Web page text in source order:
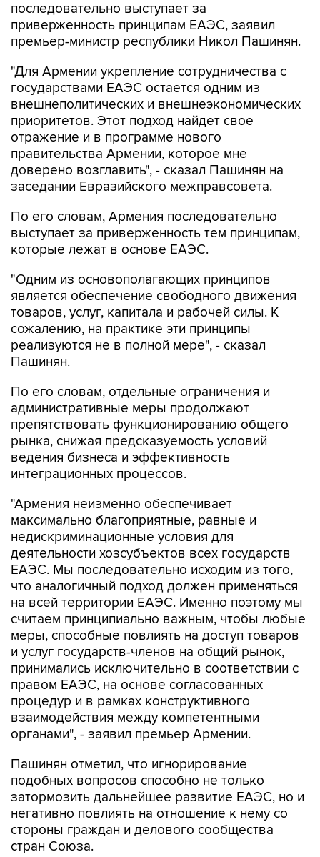
последовательно выступает за
приверженность принципам ЕАЭС, заявил
премьер-министр республики Никол Пашинян.
"Для Армении укрепление сотрудничества с
государствами ЕАЭС остается одним из
внешнеполитических и внешнеэкономических
приоритетов. Этот подход найдет свое
отражение и в программе нового
правительства Армении, которое мне
доверено возглавить", - сказал Пашинян на
заседании Евразийского межправсовета.
По его словам, Армения последовательно
выступает за приверженность тем принципам,
которые лежат в основе ЕАЭС.
"Одним из основополагающих принципов
является обеспечение свободного движения
товаров, услуг, капитала и рабочей силы. К
сожалению, на практике эти принципы
реализуются не в полной мере", - сказал
Пашинян.
По его словам, отдельные ограничения и
административные меры продолжают
препятствовать функционированию общего
рынка, снижая предсказуемость условий
ведения бизнеса и эффективность
интеграционных процессов.
"Армения неизменно обеспечивает
максимально благоприятные, равные и
недискриминационные условия для
деятельности хозсубъектов всех государств
ЕАЭС. Мы последовательно исходим из того,
что аналогичный подход должен применяться
на всей территории ЕАЭС. Именно поэтому мы
считаем принципиально важным, чтобы любые
меры, способные повлиять на доступ товаров
и услуг государств-членов на общий рынок,
принимались исключительно в соответствии с
правом ЕАЭС, на основе согласованных
процедур и в рамках конструктивного
взаимодействия между компетентными
органами", - заявил премьер Армении.
Пашинян отметил, что игнорирование
подобных вопросов способно не только
затормозить дальнейшее развитие ЕАЭС, но и
негативно повлиять на отношение к нему со
стороны граждан и делового сообщества
стран Союза.